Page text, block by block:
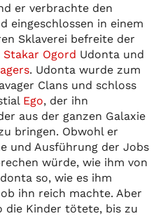
er verbrachte den
eingeschlossen in einem
Sklaverei befreite der
Stakar Ogord Udonta und
. Udonta wurde zum
Clans und schloss
Ego, der ihn
aus der ganzen Galaxie
bringen. Obwohl er
und Ausführung der Jobs
würde, wie ihm von
so, wie es ihm
ihn reich machte. Aber
die Kinder tötete, bis zu